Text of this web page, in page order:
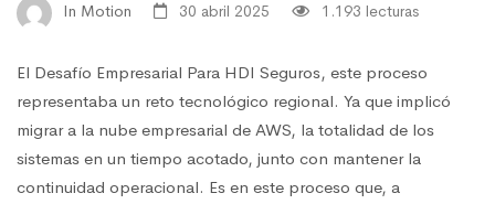
In Motion 30 abril 2025 1.193 lecturas
El Desafío Empresarial Para HDI Seguros, este proceso
representaba un reto tecnológico regional. Ya que implicó
migrar a la nube empresarial de AWS, la totalidad de los
sistemas en un tiempo acotado, junto con mantener la
continuidad operacional. Es en este proceso que, a